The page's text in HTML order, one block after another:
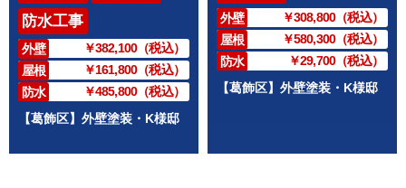
防水工事
外壁
￥382,100（税込）
屋根
￥161,800（税込）
防水
￥485,800（税込）
【葛飾区】外壁塗装・K様邸
外壁
￥308,800（税込）
屋根
￥580,300（税込）
防水
￥29,700（税込）
【葛飾区】外壁塗装・K様邸